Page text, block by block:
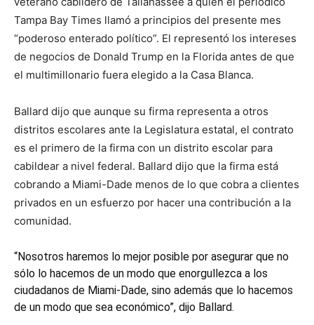
Tampa Bay Times llamó a principios del presente mes
“poderoso enterado político”. El representó los intereses
de negocios de Donald Trump en la Florida antes de que
el multimillonario fuera elegido a la Casa Blanca.
Ballard dijo que aunque su firma representa a otros
distritos escolares ante la Legislatura estatal, el contrato
es el primero de la firma con un distrito escolar para
cabildear a nivel federal. Ballard dijo que la firma está
cobrando a Miami-Dade menos de lo que cobra a clientes
privados en un esfuerzo por hacer una contribución a la
comunidad.
“Nosotros haremos lo mejor posible por asegurar que no
sólo lo hacemos de un modo que enorgullezca a los
ciudadanos de Miami-Dade, sino además que lo hacemos
de un modo que sea económico”, dijo Ballard.